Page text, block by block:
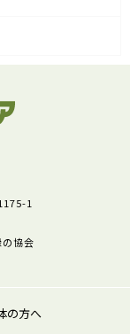
1
協会
の方へ